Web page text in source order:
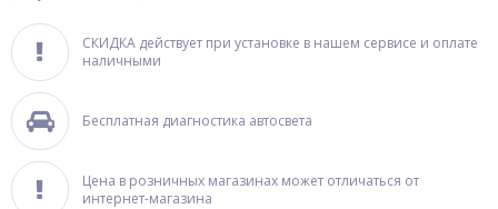
СКИДКА действует при установке в нашем сервисе и оплате
наличными
Бесплатная диагностика автосвета
Цена в розничных магазинах может отличаться от
интернет-магазина